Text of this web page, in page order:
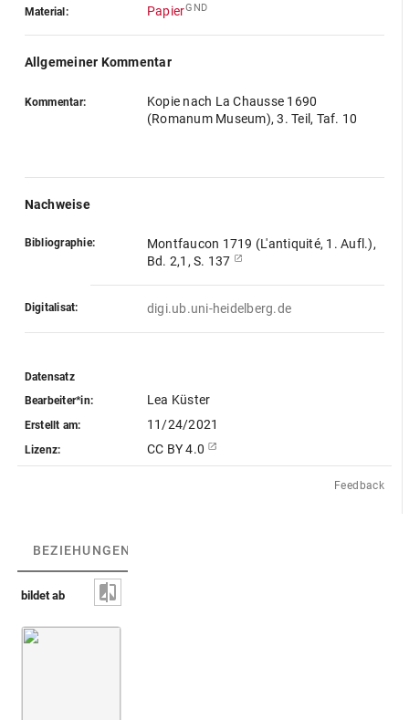
Material: PapierGND
Allgemeiner Kommentar
Kommentar:
Kopie nach La Chausse 1690
(Romanum Museum), 3. Teil, Taf. 10
Nachweise
Bibliographie:
Montfaucon 1719 (L'antiquité, 1. Aufl.),
Bd. 2,1, S. 137
Digitalisat: digi.ub.uni-heidelberg.de
Datensatz
Bearbeiter*in:
Lea Küster
Erstellt am: 11/24/2021
Lizenz: CC BY 4.0
Feedback
BEZIEHUNGEN
bildet ab